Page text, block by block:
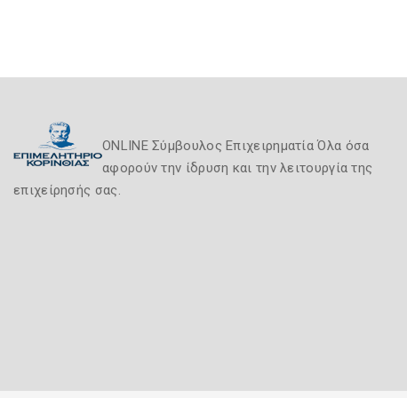
ONLINE Σύμβουλος Επιχειρηματία Όλα όσα
αφορούν την ίδρυση και την λειτουργία της
επιχείρησής σας.